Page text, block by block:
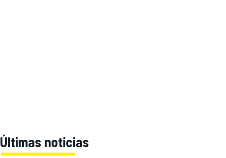
Últimas noticias